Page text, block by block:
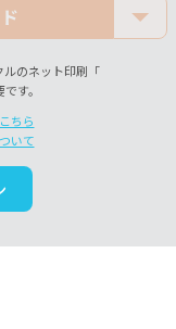
ルのネット印刷「
す。
ちら
いて